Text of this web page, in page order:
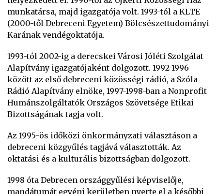
munkatársa, majd igazgatója volt. 1993-tól a KLTE
(2000-től Debreceni Egyetem) Bölcsészettudományi
Karának vendégoktatója.
1993-tól 2002-ig a derecskei Városi Jóléti Szolgálat
Alapítvány igazgatójaként dolgozott. 1992-1996
között az első debreceni közösségi rádió, a Szóla
Rádió Alapítvány elnöke, 1997-1998-ban a Nonprofit
Humánszolgáltatók Országos Szövetsége Etikai
Bizottságának tagja volt.
Az 1995-ös időközi önkormányzati választáson a
debreceni közgyűlés tagjává választották. Az
oktatási és a kulturális bizottságban dolgozott.
1998 óta Debrecen országgyűlési képviselője,
mandátumát egyéni kerületben nyerte el a későbbi